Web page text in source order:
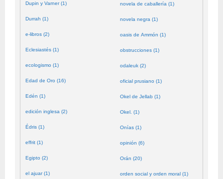
Dupin y Varner (1)
Durrah (1)
e-libros (2)
Eclesiastés (1)
ecologismo (1)
Edad de Oro (16)
Edén (1)
edición inglesa (2)
Édris (1)
effrit (1)
Egipto (2)
el ajuar (1)
novela de caballería (1)
novela negra (1)
oasis de Ammón (1)
obstrucciones (1)
odaleuk (2)
oficial prusiano (1)
Okel de Jellab (1)
Okel. (1)
Onías (1)
opinión (6)
Orán (20)
orden social y orden moral (1)